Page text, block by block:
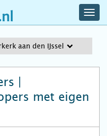
aan den IJssel
|
met eigen